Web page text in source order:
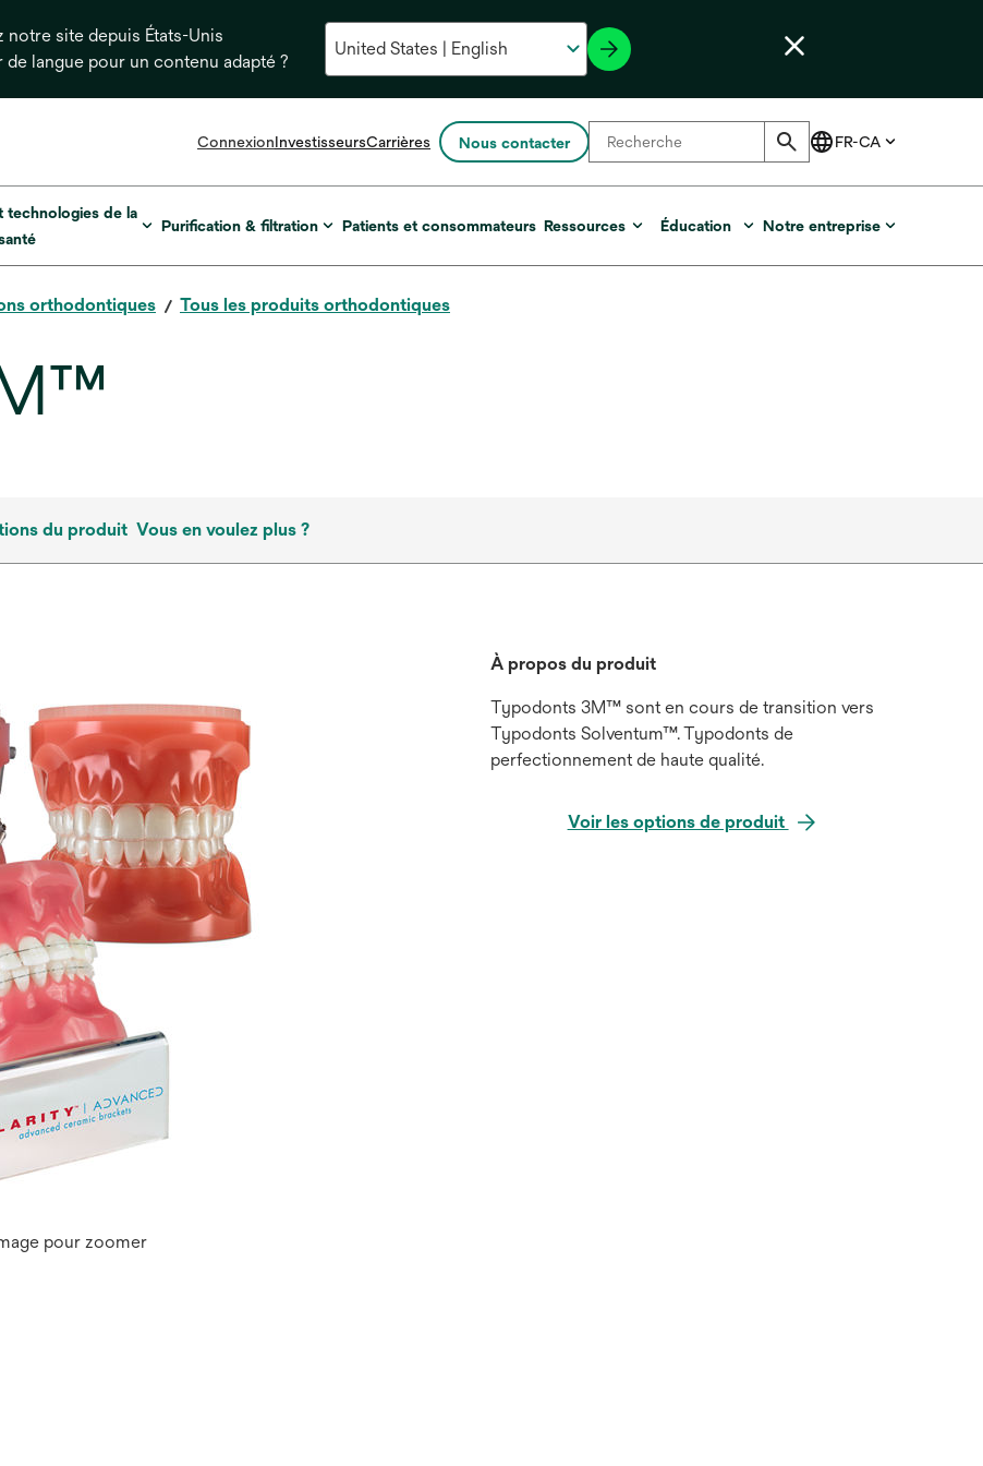
site depuis États-Unis
langue pour un contenu adapté ?
ConnexionInvestisseurss’ouvre
un
onglet
Carrières Nous contacter
technologies de la
Purification & filtration Patients et consommateurs Ressources Éducation Notre entreprise
orthodontiques Tous les produits orthodontiques
du produit Vous en voulez plus ?
pour zoomer
À propos du produit
Typodonts 3M™ sont en cours de transition vers
Typodonts Solventum™. Typodonts de
perfectionnement de haute qualité.
Voir les options de produit